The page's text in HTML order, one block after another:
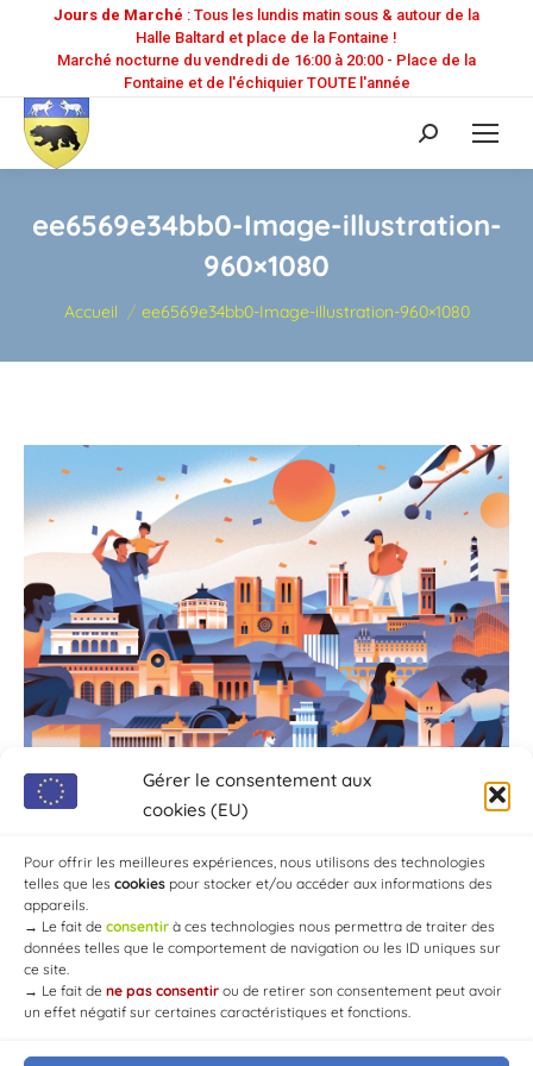
Gérer le consentement aux
cookies (EU)
Pour offrir les meilleures expériences, nous utilisons des technologies
telles que les cookies pour stocker et/ou accéder aux informations des
appareils.
→ Le fait de consentir à ces technologies nous permettra de traiter des
données telles que le comportement de navigation ou les ID uniques sur
ce site.
→ Le fait de ne pas consentir ou de retirer son consentement peut avoir
un effet négatif sur certaines caractéristiques et fonctions.
Jours de Marché : Tous les lundis matin sous & autour de la
Halle Baltard et place de la Fontaine !
Marché nocturne du vendredi de 16:00 à 20:00 - Place de la
Fontaine et de l'échiquier TOUTE l'année
Recherche
:
ee6569e34bb0-Image-illustration-
960×1080
Vous êtes ici :
Accueil ee6569e34bb0-Image-illustration-960×1080